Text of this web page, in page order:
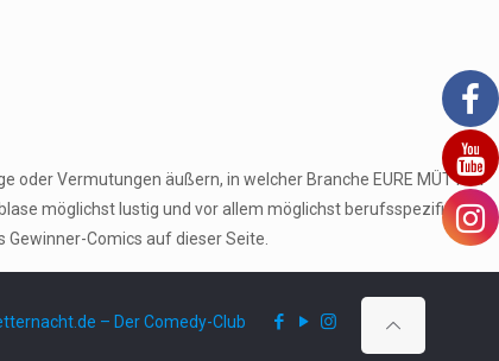
oder Vermutungen äußern, in welcher Branche EURE MÜTTER
möglichst lustig und vor allem möglichst berufsspezifisch
Comics auf dieser Seite.
– Der Comedy-Club